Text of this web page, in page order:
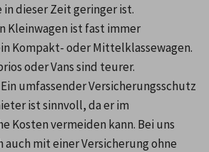
in dieser Zeit geringer ist.
Kleinwagen ist fast immer
Kompakt- oder Mittelklassewagen.
oder Vans sind teurer.
Ein umfassender Versicherungsschutz
ist sinnvoll, da er im
Kosten vermeiden kann. Bei uns
auch mit einer Versicherung ohne